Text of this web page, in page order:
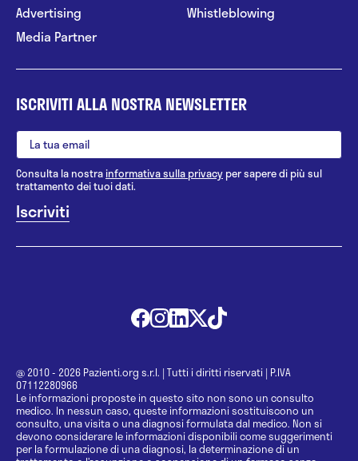
Advertising
Media Partner
Whistleblowing
ISCRIVITI ALLA NOSTRA NEWSLETTER
Consulta la nostrainformativa sulla privacy per sapere di più sul
trattamento dei tuoi dati.
@ 2010 - 2026 Pazienti.org s.r.l. | Tutti i diritti riservati | P.IVA
07112280966
Le informazioni proposte in questo sito non sono un consulto
medico. In nessun caso, queste informazioni sostituiscono un
consulto, una visita o una diagnosi formulata dal medico. Non si
devono considerare le informazioni disponibili come suggerimenti
per la formulazione di una diagnosi, la determinazione di un